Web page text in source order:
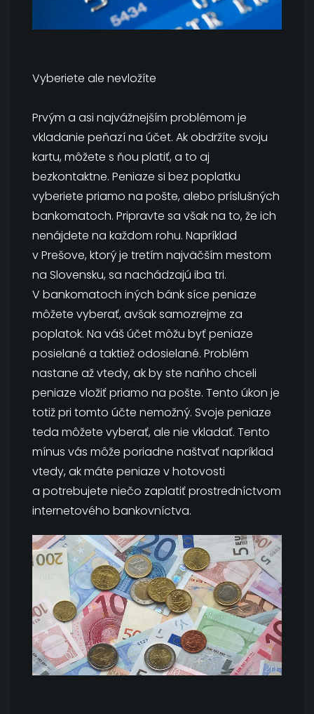
Vyberiete ale nevložíte
Prvým a asi najvážnejším problémom je
vkladanie peňazí na účet. Ak obdržíte svoju
kartu, môžete s ňou platiť, a to aj
bezkontaktne. Peniaze si bez poplatku
vyberiete priamo na pošte, alebo príslušných
bankomatoch. Pripravte sa však na to, že ich
nenájdete na každom rohu. Napríklad
v Prešove, ktorý je tretím najväčším mestom
na Slovensku, sa nachádzajú iba tri.
V bankomatoch iných bánk síce peniaze
môžete vyberať, avšak samozrejme za
poplatok. Na váš účet môžu byť peniaze
posielané a taktiež odosielané. Problém
nastane až vtedy, ak by ste naňho chceli
peniaze vložiť priamo na pošte. Tento úkon je
totiž pri tomto účte nemožný. Svoje peniaze
teda môžete vyberať, ale nie vkladať. Tento
mínus vás môže poriadne naštvať napríklad
vtedy, ak máte peniaze v hotovosti
a potrebujete niečo zaplatiť prostredníctvom
internetového bankovníctva.